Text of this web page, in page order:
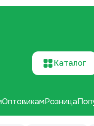
ОптовикамРозница
Каталог